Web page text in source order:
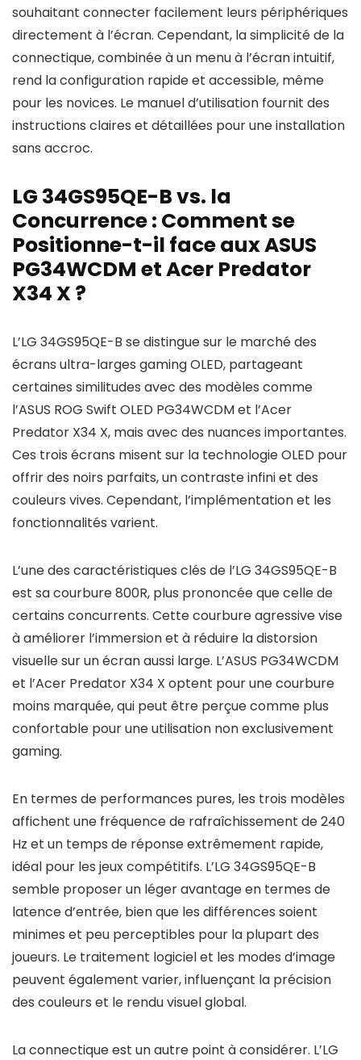
souhaitant connecter facilement leurs périphériques
directement à l’écran. Cependant, la simplicité de la
connectique, combinée à un menu à l’écran intuitif,
rend la configuration rapide et accessible, même
pour les novices. Le manuel d’utilisation fournit des
instructions claires et détaillées pour une installation
sans accroc.
LG 34GS95QE-B vs. la
Concurrence : Comment se
Positionne-t-il face aux ASUS
PG34WCDM et Acer Predator
X34 X ?
L’LG 34GS95QE-B se distingue sur le marché des
écrans ultra-larges gaming OLED, partageant
certaines similitudes avec des modèles comme
l’ASUS ROG Swift OLED PG34WCDM et l’Acer
Predator X34 X, mais avec des nuances importantes.
Ces trois écrans misent sur la technologie OLED pour
offrir des noirs parfaits, un contraste infini et des
couleurs vives. Cependant, l’implémentation et les
fonctionnalités varient.
L’une des caractéristiques clés de l’LG 34GS95QE-B
est sa courbure 800R, plus prononcée que celle de
certains concurrents. Cette courbure agressive vise
à améliorer l’immersion et à réduire la distorsion
visuelle sur un écran aussi large. L’ASUS PG34WCDM
et l’Acer Predator X34 X optent pour une courbure
moins marquée, qui peut être perçue comme plus
confortable pour une utilisation non exclusivement
gaming.
En termes de performances pures, les trois modèles
affichent une fréquence de rafraîchissement de 240
Hz et un temps de réponse extrêmement rapide,
idéal pour les jeux compétitifs. L’LG 34GS95QE-B
semble proposer un léger avantage en termes de
latence d’entrée, bien que les différences soient
minimes et peu perceptibles pour la plupart des
joueurs. Le traitement logiciel et les modes d’image
peuvent également varier, influençant la précision
des couleurs et le rendu visuel global.
La connectique est un autre point à considérer. L’LG